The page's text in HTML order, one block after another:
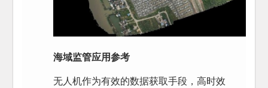
海域监管应用参考
无人机作为有效的数据获取手段，高时效